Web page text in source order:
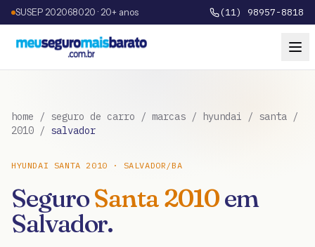
SUSEP 202068020 · 20+ anos (11) 98957-8818
home / seguro de carro / marcas / hyundai / santa /
2010 / salvador
HYUNDAI SANTA 2010 · SALVADOR /BA
SeguroSanta2010em
Salvador.